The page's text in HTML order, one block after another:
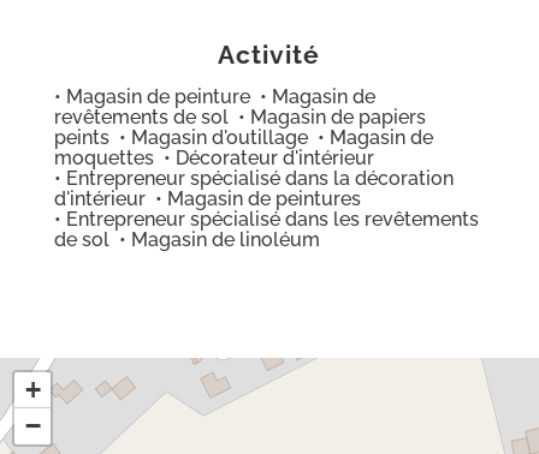
Activité
• Magasin de peinture • Magasin de
revêtements de sol • Magasin de papiers
peints • Magasin d'outillage • Magasin de
moquettes • Décorateur d'intérieur
• Entrepreneur spécialisé dans la décoration
d'intérieur • Magasin de peintures
• Entrepreneur spécialisé dans les revêtements
de sol • Magasin de linoléum
+
−